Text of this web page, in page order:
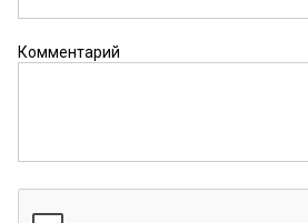
Комментарий